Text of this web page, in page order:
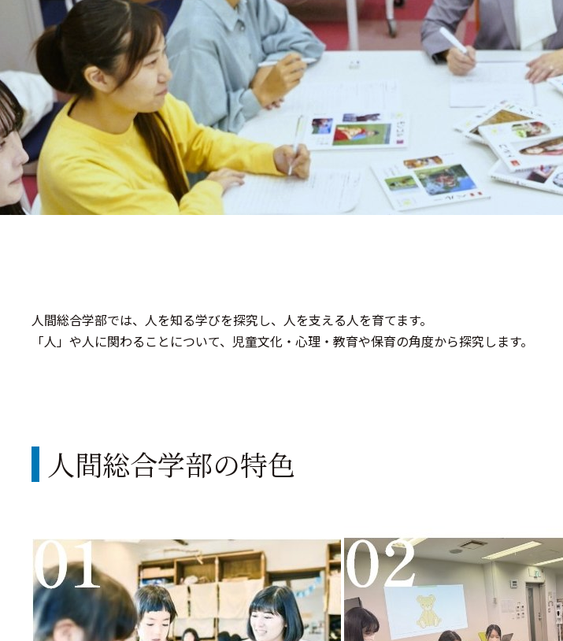
人間総合学部では、人を知る学びを探究し、 人を支える人を育てます。
「人」や人に関わることについて、児童文化・心理・教育や保育の角度から探究します。
人間総合学部の特色